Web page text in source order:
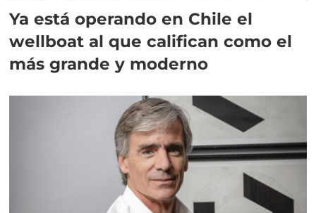
Ya está operando en Chile el
wellboat al que califican como el
más grande y moderno